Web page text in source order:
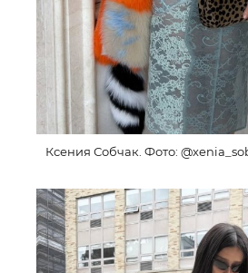
Ксения Собчак. Фото: